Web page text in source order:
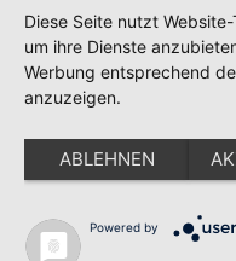
Polska
Português
Nederlands
Svenska
Diese Seite nutzt
um ihre Dienste
Werbung entsprechend
anzuzeigen.
ABLEHNEN
Powered by